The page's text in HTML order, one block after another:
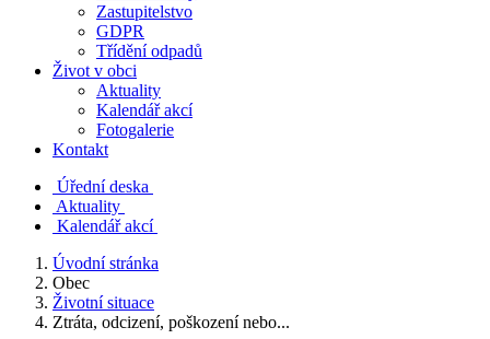
Zastupitelstvo
GDPR
Třídění odpadů
Život v obci
Aktuality
Kalendář akcí
Fotogalerie
Kontakt
Úřední deska
Aktuality
Kalendář akcí
Úvodní stránka
Obec
Životní situace
Ztráta, odcizení, poškození nebo...